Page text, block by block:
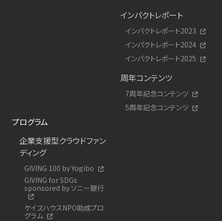
インパクトレポート
インパクトレポート2023
インパクトレポート2024
インパクトレポート2025
周年コンテンツ
7周年記念コンテンツ
5周年記念コンテンツ
プログラム
企業支援型クラウドファン
ディング
GIVING 100 by Yogibo
GIVING for SDGs
sponsored by ソニー銀行
ケイズハウスNPO助成プロ
グラム